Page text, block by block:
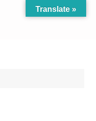
Translate »